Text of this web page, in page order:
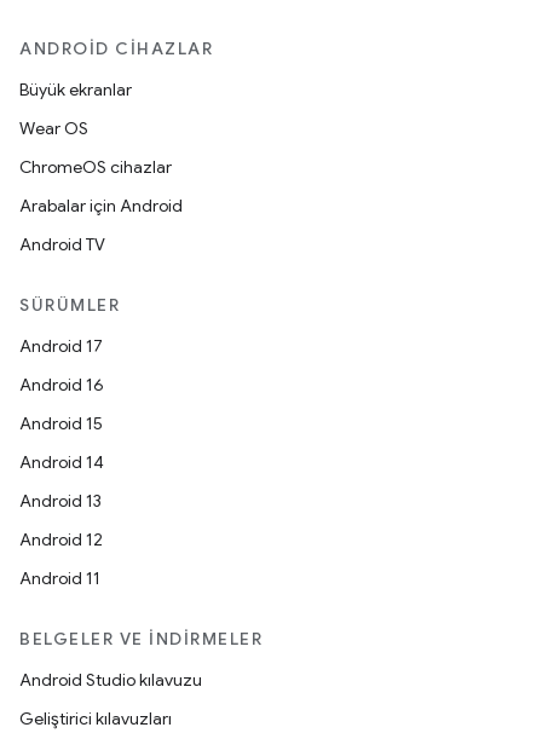
ANDROID CIHAZLAR
Büyük ekranlar
Wear OS
ChromeOS cihazlar
Arabalar için Android
Android TV
SÜRÜMLER
Android 17
Android 16
Android 15
Android 14
Android 13
Android 12
Android 11
BELGELER VE İNDIRMELER
Android Studio kılavuzu
Geliştirici kılavuzları